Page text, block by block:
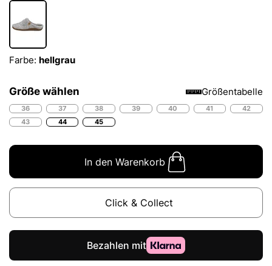
Farbe: hellgrau
Größe wählen Größentabelle
36 37 38 39 40 41
42
43
44 45
In den Warenkorb
Click & Collect